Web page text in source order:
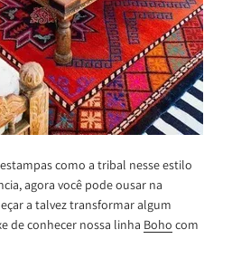
como a tribal nesse estilo
agora você pode ousar na
a talvez transformar algum
de conhecer nossa linha Boho com